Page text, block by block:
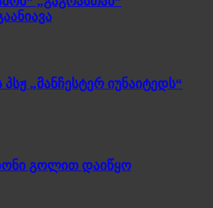
„მანჩესტერ იუნაიტედს“
გოლით დაიწყო